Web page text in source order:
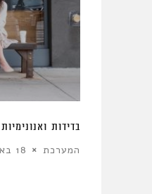
בדידות
המערכת 18 באוגוסט 2020